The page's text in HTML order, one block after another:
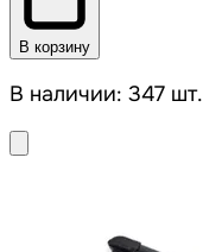
В корзину
В наличии: 347 шт.